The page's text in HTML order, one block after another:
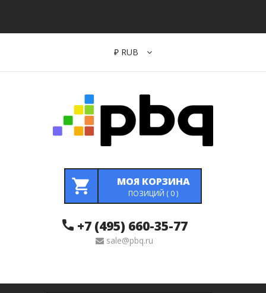
₽ RUB
МОЯ КОРЗИНА
ПОЗИЦИЙ ( 0)
+7 (495) 660-35-77
sale@pbq.ru